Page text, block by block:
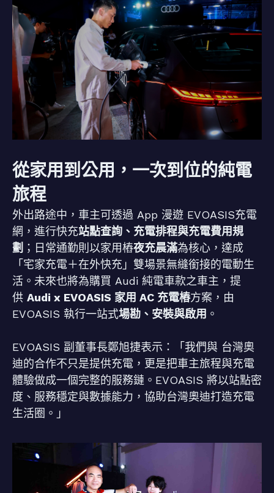
從家用到公用，一次到位的純電
旅程
外出路途中，車主可透過 App 漫遊 EVOASIS充電
網，進行快充站點查詢、充電排程與充電費用規
劃 ；日常通勤則以家用樁夜充晨滿為核心，達成
「宅家充電＋在外快充」雙場景無縫銜接的電動生
活。未來也將為購買 Audi 純電車款之車主，提
供 Audi x EVOASIS 家用 AC 充電樁方案，由
EVOASIS 執行一站式場勘、安裝與啟用 。
EVOASIS 副董事長鄭旭捷表示：「我們與 台灣奧
迪的合作不只是提供充電，更是把車主旅程與充電
體驗做成一個完整的服務鏈。EVOASIS 將以站點密
度、服務穩定與數據能力，協助台灣奧迪打造充電
生活圈。」